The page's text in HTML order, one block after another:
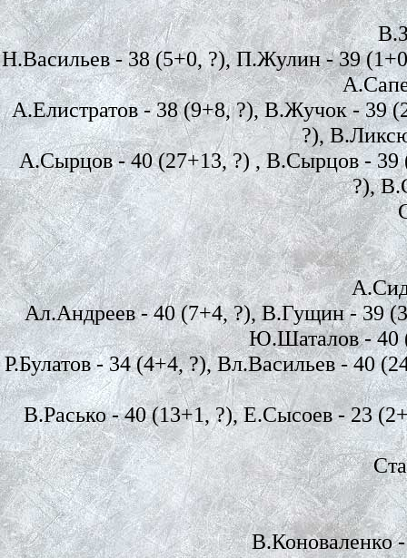
Н.Васильев - 38 (5+0, ?), П.Жулин - 39
А.Елистратов - 38 (9+8, ?), В.Жучок - 39
?),
А.Сырцов - 40 (27+13, ?) , В.Сырцов - 39
?),
Ал.Андреев - 40 (7+4, ?), В.Гущин - 39
Ю.Шаталов - 40
Р.Булатов - 34 (4+4, ?), Вл.Васильев - 40
В.Расько - 40 (13+1, ?), Е.Сысоев - 23
В.Коноваленко